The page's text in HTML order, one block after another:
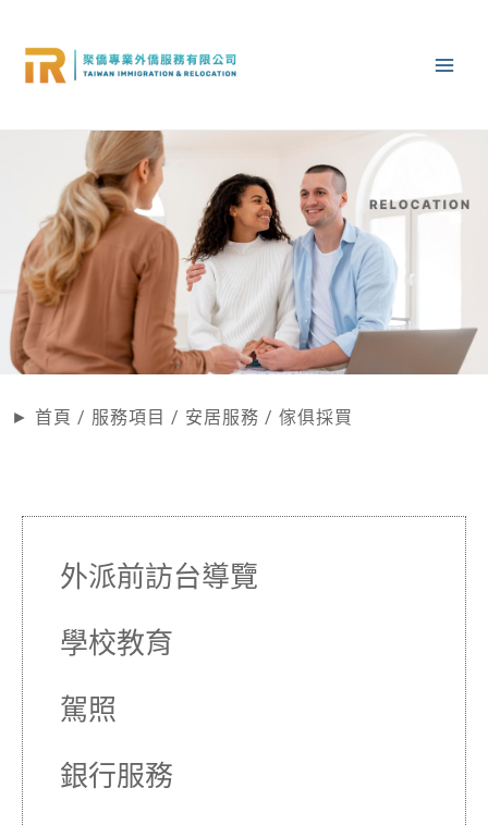
► 首頁 / 服務項目 / 安居服務 / 傢俱採買
外派前訪台導覽
學校教育
駕照
銀行服務